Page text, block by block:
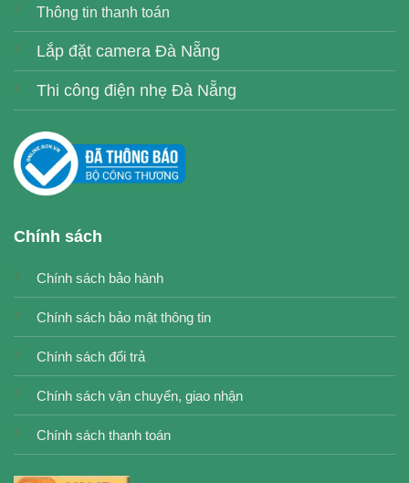
Thông tin thanh toán
Lắp đặt camera Đà Nẵng
Thi công điện nhẹ Đà Nẵng
Chính sách
Chính sách bảo hành
Chính sách bảo mật thông tin
Chính sách đổi trả
Chính sách vận chuyển, giao nhận
Chính sách thanh toán